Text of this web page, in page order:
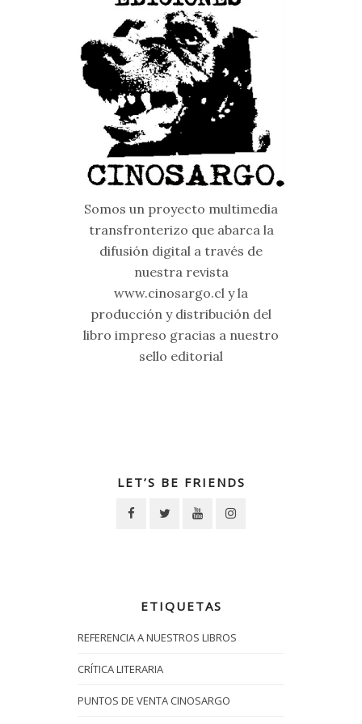
Somos un proyecto multimedia
transfronterizo que abarca la
difusión digital a través de
nuestra revista
www.cinosargo.cl y la
producción y distribución del
libro impreso gracias a nuestro
sello editorial
LET’S BE FRIENDS
ETIQUETAS
REFERENCIA A NUESTROS LIBROS
CRÍTICA LITERARIA
PUNTOS DE VENTA CINOSARGO